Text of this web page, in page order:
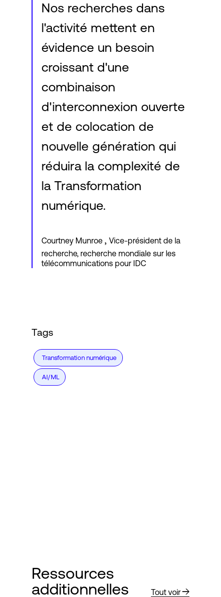
Nos recherches dans
l'activité mettent en
évidence un besoin
croissant d'une
combinaison
d'interconnexion ouverte
et de colocation de
nouvelle génération qui
réduira la complexité de
la Transformation
numérique.
Courtney Munroe , Vice-président de la
recherche, recherche mondiale sur les
télécommunications pour IDC
Tags
Transformation numérique
AI/ML
Ressources
additionnelles
Tout voir